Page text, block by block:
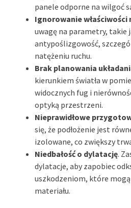
panele odporne na wilgoć
Ignorowanie właściwości
uwagę na parametry, takie
antypoślizgowość,
natężeniu ruchu.
Brak planowania
kierunkiem światła w
widocznych fug i
optyką przestrzeni.
Nieprawidłowe
się, że podłożenie jest
izolowane, co zwiększy
Niedbałość o dylatację.
dylatacje, aby zapobiec
uszkodzeniom, które
materiału.